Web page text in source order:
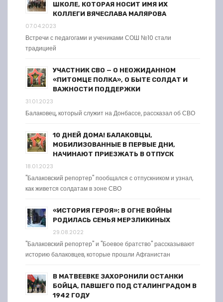
ШКОЛЕ, КОТОРАЯ НОСИТ ИМЯ ИХ
КОЛЛЕГИ ВЯЧЕСЛАВА МАЛЯРОВА
07.04.2023
Встречи с педагогами и учениками СОШ №10 стали
традицией
УЧАСТНИК СВО — О НЕОЖИДАННОМ
«ПИТОМЦЕ ПОЛКА», О БЫТЕ СОЛДАТ И
ВАЖНОСТИ ПОДДЕРЖКИ
31.01.2023
Балаковец, который служит на Донбассе, рассказал об СВО
10 ДНЕЙ ДОМА! БАЛАКОВЦЫ,
МОБИЛИЗОВАННЫЕ В ПЕРВЫЕ ДНИ,
НАЧИНАЮТ ПРИЕЗЖАТЬ В ОТПУСК
18.01.2023
"Балаковский репортер" пообщался с отпускником и узнал,
как живется солдатам в зоне СВО
«ИСТОРИЯ ГЕРОЯ»: В ОГНЕ ВОЙНЫ
РОДИЛАСЬ СЕМЬЯ МЕРЗЛИКИНЫХ
29.08.2022
"Балаковский репортер" и "Боевое братство" рассказывают
историю балаковцев, которые прошли Афганистан
В МАТВЕЕВКЕ ЗАХОРОНИЛИ ОСТАНКИ
БОЙЦА, ПАВШЕГО ПОД СТАЛИНГРАДОМ В
1942 ГОДУ